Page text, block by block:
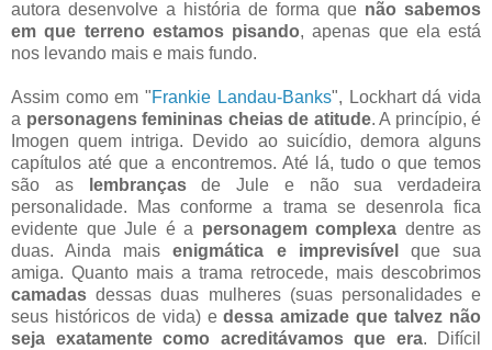
autora desenvolve a história de forma que não sabemos
em que terreno estamos pisando, apenas que ela está
nos levando mais e mais fundo.
Assim como em "Frankie Landau-Banks", Lockhart dá vida
a personagens femininas cheias de atitude. A princípio, é
Imogen quem intriga. Devido ao suicídio, demora alguns
capítulos até que a encontremos. Até lá, tudo o que temos
são as
lembrançasde Jule e não sua verdadeira
personalidade. Mas conforme a trama se desenrola fica
evidente que Jule é a personagem complexa dentre as
duas. Ainda maisenigmática e imprevisível
que sua
amiga. Quanto mais a trama retrocede, mais descobrimos
camadas dessas duas mulheres (suas personalidades e
seus históricos de vida) edessa amizade que talvez não
seja exatamente como acreditávamos que era. Difícil